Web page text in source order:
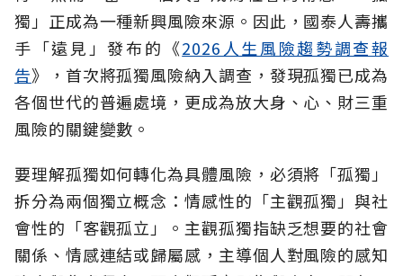
獨」正成為一種新興風險來源。因此，國泰人壽攜
手「遠見」發布的《2026人生風險趨勢調查報
告》，首次將孤獨風險納入調查，發現孤獨已成為
各個世代的普遍處境，更成為放大身、心、財三重
風險的關鍵變數。
要理解孤獨如何轉化為具體風險，必須將「孤獨」
拆分為兩個獨立概念：情感性的「主觀孤獨」與社
會性的「客觀孤立」。主觀孤獨指缺乏想要的社會
關係、情感連結或歸屬感，主導個人對風險的感知